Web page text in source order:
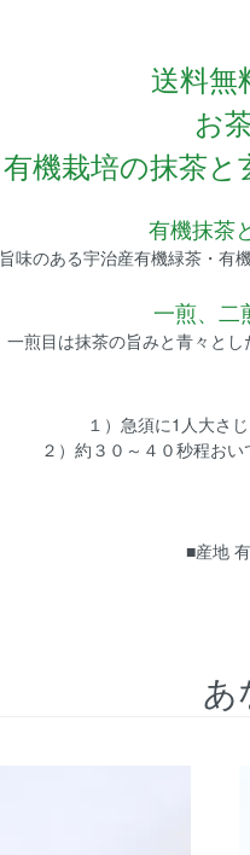
送料無
お
有機栽培の抹茶と
有機抹茶
旨味のある宇治産有機緑茶・有
一煎、二
一煎目は抹茶の旨みと青々と
１）急須に1人大さ
２）約３０～４０秒程お
■産地
あ